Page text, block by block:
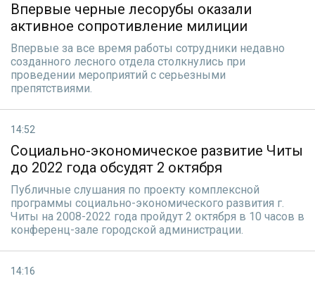
Впервые черные лесорубы оказали
активное сопротивление милиции
Впервые за все время работы сотрудники недавно
созданного лесного отдела столкнулись при
проведении мероприятий с серьезными
препятствиями.
14:52
Социально-экономическое развитие Читы
до 2022 года обсудят 2 октября
Публичные слушания по проекту комплексной
программы социально-экономического развития г.
Читы на 2008-2022 года пройдут 2 октября в 10 часов в
конференц-зале городской администрации.
14:16